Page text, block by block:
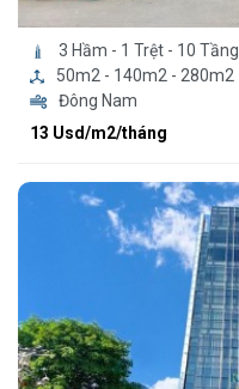
3 Hầm - 1 Trệt - 10 Tầng
50m2 - 140m2 - 280m2
Đông Nam
13 Usd/m2/tháng